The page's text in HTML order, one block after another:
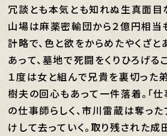
冗談とも本気とも知れぬ生真面目
山場は麻薬密輸団から２億円相当
計略で、色と欲をからめたやくざ
あって、墓地で死闘をくりひろげ
１度は女と組んで兄貴を裏切った
樹夫の回心もあって一件落着。「
の仕事師らしく、市川雷蔵は奪っ
けして去っていく。取り残された